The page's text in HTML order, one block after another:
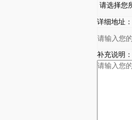
详细地址：
补充说明：